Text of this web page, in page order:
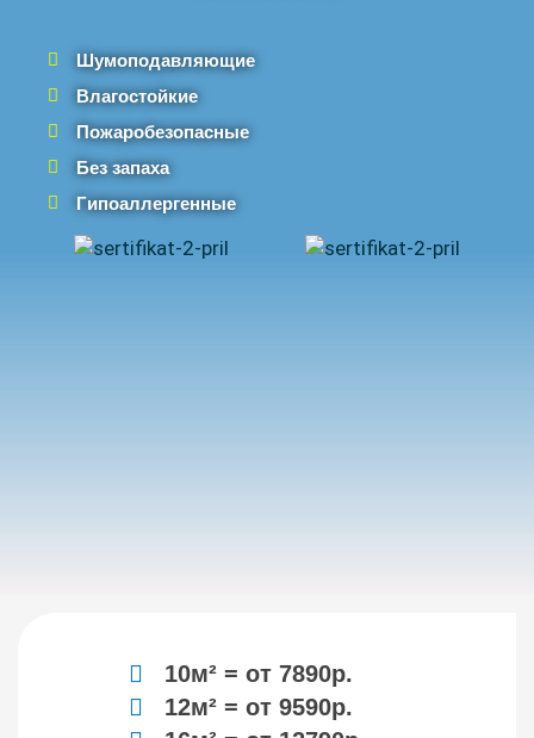
Шумоподавляющие
Влагостойкие
Пожаробезопасные
Без запаха
Гипоаллергенные
10м² = от 7890р.
12м² = от 9590р.